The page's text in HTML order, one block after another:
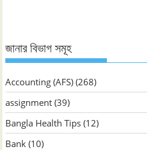
জানার বিভাগ সমূহ
Accounting (AFS) (268)
assignment (39)
Bangla Health Tips (12)
Bank (10)